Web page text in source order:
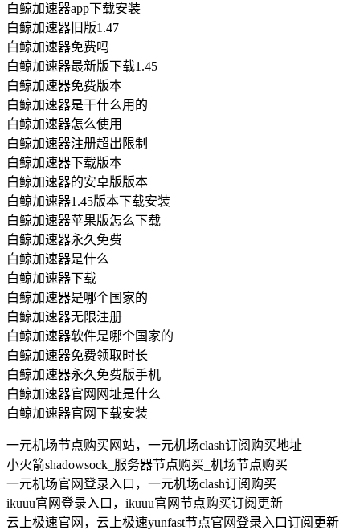
白鲸加速器app下载安装
白鲸加速器旧版1.47
白鲸加速器免费吗
白鲸加速器最新版下载1.45
白鲸加速器免费版本
白鲸加速器是干什么用的
白鲸加速器怎么使用
白鲸加速器注册超出限制
白鲸加速器下载版本
白鲸加速器的安卓版版本
白鲸加速器1.45版本下载安装
白鲸加速器苹果版怎么下载
白鲸加速器永久免费
白鲸加速器是什么
白鲸加速器下载
白鲸加速器是哪个国家的
白鲸加速器无限注册
白鲸加速器软件是哪个国家的
白鲸加速器免费领取时长
白鲸加速器永久免费版手机
白鲸加速器官网网址是什么
白鲸加速器官网下载安装
一元机场节点购买网站，一元机场clash订阅购买地址
小火箭shadowsock_服务器节点购买_机场节点购买
一元机场官网登录入口，一元机场clash订阅购买
ikuuu官网登录入口，ikuuu官网节点购买订阅更新
云上极速官网，云上极速yunfast节点官网登录入口订阅更新